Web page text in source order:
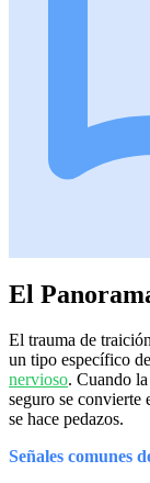
El
El trauma de
un tipo específico
nervioso. Cuando
seguro se
se hace pedazos.
Señales comunes